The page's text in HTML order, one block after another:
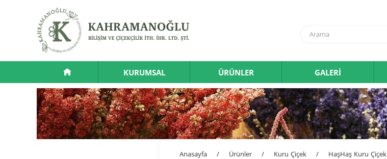
KURUMSAL ÜRÜNLER GALERİ
Anasayfa / Ürünler / Kuru Çiçek / HaşHaş Kuru Çiçek